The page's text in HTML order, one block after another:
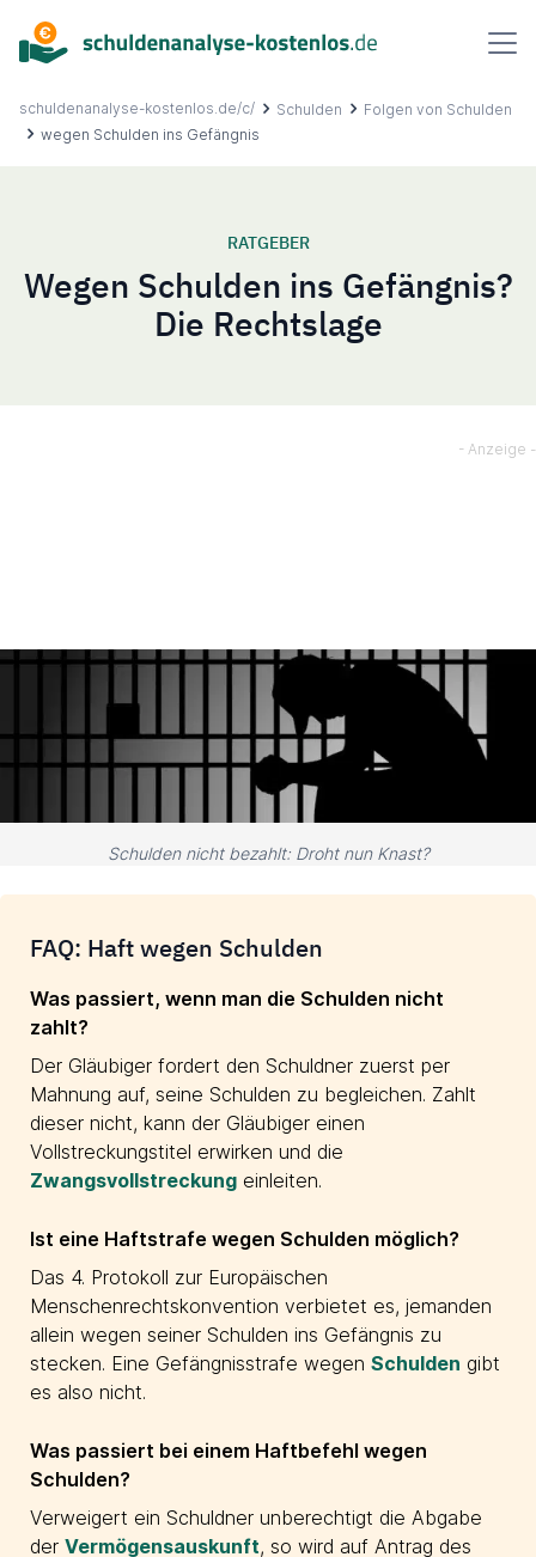
springen
Ablauf
schuldenanalyse-kostenlos.de/c/ Schulden
Folgen von Schulden
wegen Schulden ins Gefängnis
RATGEBER
Wegen Schulden ins Gefängnis?
Die Rechtslage
Schulden nicht bezahlt: Droht nun Knast?
FAQ: Haft wegen Schulden
Was passiert, wenn man die Schulden nicht
zahlt?
Der Gläubiger fordert den Schuldner zuerst per
Mahnung auf, seine Schulden zu begleichen. Zahlt
dieser nicht, kann der Gläubiger einen
Vollstreckungstitel erwirken und die
Zwangsvollstreckung einleiten.
Ist eine Haftstrafe wegen Schulden möglich?
Das 4. Protokoll zur Europäischen
Menschenrechtskonvention verbietet es, jemanden
allein wegen seiner Schulden ins Gefängnis zu
stecken. Eine Gefängnisstrafe wegen Schulden gibt
es also nicht.
Was passiert bei einem Haftbefehl wegen
Schulden?
Verweigert ein Schuldner unberechtigt die Abgabe
der Vermögensauskunft, so wird auf Antrag des